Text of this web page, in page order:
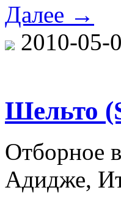
Далее →
2010-05-
Шельто
Отборное
Адидже,